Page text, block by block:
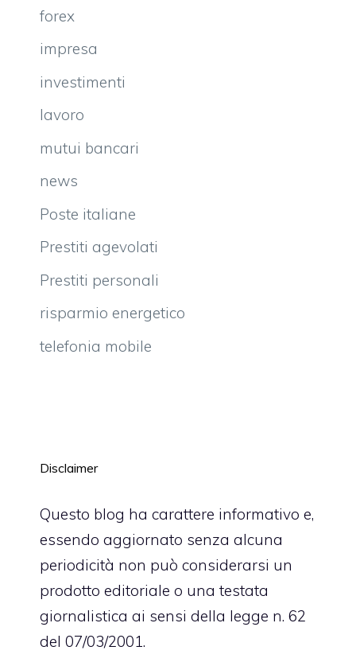
forex
impresa
investimenti
lavoro
mutui bancari
news
Poste italiane
Prestiti agevolati
Prestiti personali
risparmio energetico
telefonia mobile
Disclaimer
Questo blog ha carattere informativo e,
essendo aggiornato senza alcuna
periodicità non può considerarsi un
prodotto editoriale o una testata
giornalistica ai sensi della legge n. 62
del 07/03/2001.